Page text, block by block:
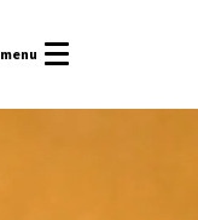
menu